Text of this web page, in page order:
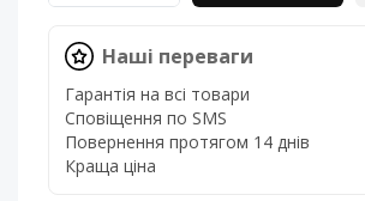
Наші переваги
Гарантія на всі товари
Сповіщення по SMS
Повернення протягом 14 днів
Краща ціна